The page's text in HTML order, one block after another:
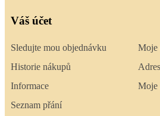
Váš účet
Sledujte mou objednávku
Historie nákupů
Informace
Seznam přání
Moje
Moje